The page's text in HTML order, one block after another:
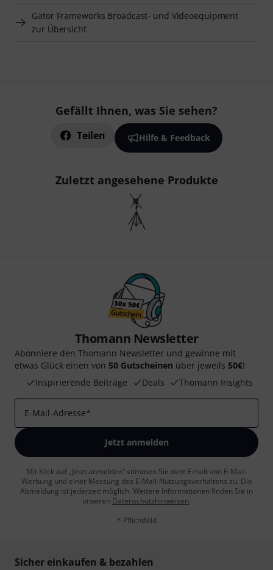
Gator Frameworks Broadcast- und Videoequipment
zur Übersicht
Gefällt Ihnen, was Sie sehen?
Teilen Hilfe & Feedback
Zuletzt angesehene Produkte
Thomann Newsletter
Abonniere den Thomann Newsletter und gewinne mit
etwas Glück einen von 50 Gutscheinen über jeweils 50€!
Inspirierende Beiträge
Deals Thomann Insights
E-Mail-Adresse*
Jetzt anmelden
Mit Klick auf „Jetzt anmelden“ stimmen Sie dem Erhalt von E-Mail-
Werbung und einer Messung des E-Mail-Nutzungsverhaltens zu. Die
Abmeldung ist jederzeit möglich. Weitere Informationen finden Sie in
unseren Datenschutzhinweisen.
* Pflichtfeld
Sicher einkaufen & bezahlen